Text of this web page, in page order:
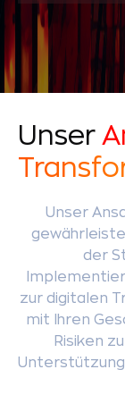
Unser
Unser
der
zur digitalen
mit Ihren
Risiken